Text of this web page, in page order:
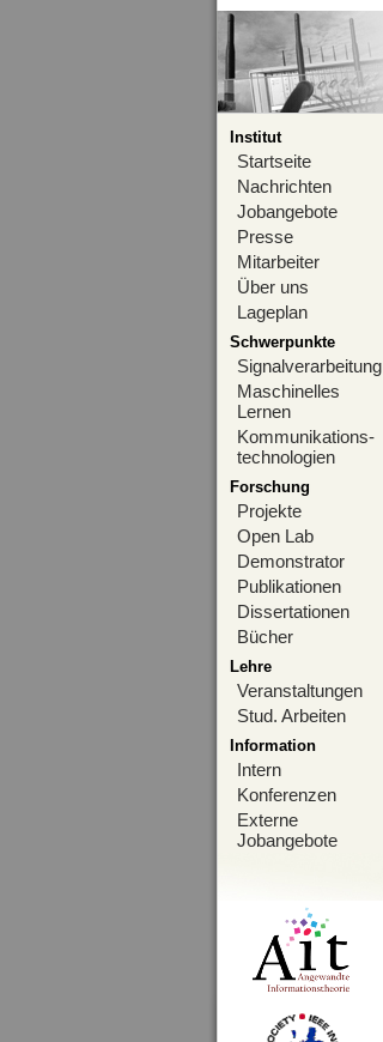
Institut
Startseite
Nachrichten
Jobangebote
Presse
Mitarbeiter
Über uns
Lageplan
Schwerpunkte
Signalverarbeitung
Maschinelles
Lernen
Kommunikations-
technologien
Forschung
Projekte
Open Lab
Demonstrator
Publikationen
Dissertationen
Bücher
Lehre
Veranstaltungen
Stud. Arbeiten
Information
Intern
Konferenzen
Externe
Jobangebote